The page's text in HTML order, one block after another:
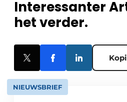
Interessanter
het verder.
NIEUWSBRIEF